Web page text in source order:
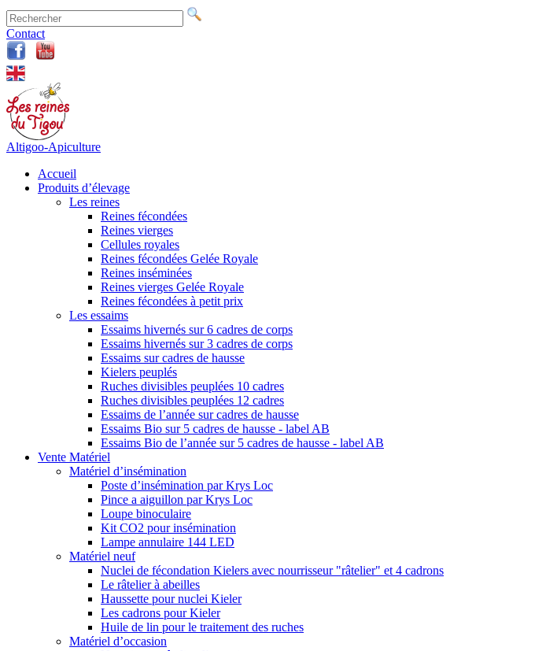
Contact
Altigoo-Apiculture
Accueil
Produits d’élevage
Les reines
Reines fécondées
Reines vierges
Cellules royales
Reines fécondées Gelée Royale
Reines inséminées
Reines vierges Gelée Royale
Reines fécondées à petit prix
Les essaims
Essaims hivernés sur 6 cadres de corps
Essaims hivernés sur 3 cadres de corps
Essaims sur cadres de hausse
Kielers peuplés
Ruches divisibles peuplées 10 cadres
Ruches divisibles peuplées 12 cadres
Essaims de l’année sur cadres de hausse
Essaims Bio sur 5 cadres de hausse - label AB
Essaims Bio de l’année sur 5 cadres de hausse - label AB
Vente Matériel
Matériel d’insémination
Poste d’insémination par Krys Loc
Pince a aiguillon par Krys Loc
Loupe binoculaire
Kit CO2 pour insémination
Lampe annulaire 144 LED
Matériel neuf
Nuclei de fécondation Kielers avec nourrisseur "râtelier" et 4 cadrons
Le râtelier à abeilles
Haussette pour nuclei Kieler
Les cadrons pour Kieler
Huile de lin pour le traitement des ruches
Matériel d’occasion